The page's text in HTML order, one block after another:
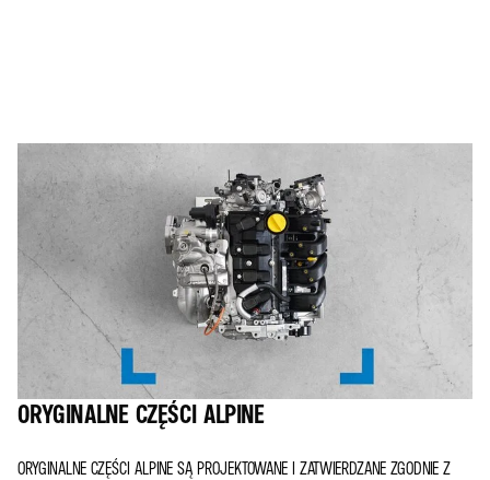
ORYGINALNE CZĘŚCI ALPINE
ORYGINALNE CZĘŚCI ALPINE SĄ PROJEKTOWANE I ZATWIERDZANE ZGODNIE Z